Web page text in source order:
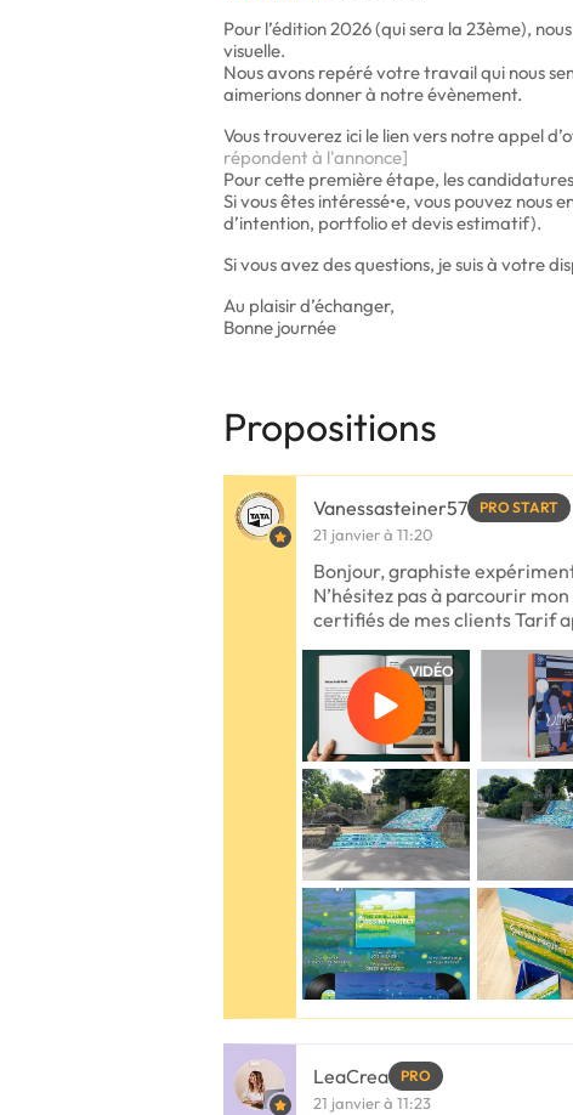
Pour l’édition 2026 (qui sera la 23ème),
visuelle.
Nous avons repéré votre travail qui nous
aimerions donner à notre évènement.
Vous trouverez ici le lien vers notre appel
répondent à l'annonce]
Pour cette première étape, les
Si vous êtes intéressé•e, vous pouvez
d’intention, portfolio et devis estimatif).
Si vous avez des questions, je suis à votre
Au plaisir d’échanger,
Bonne journée
Propositions
Vanessasteiner57 PRO START
21 janvier à 11:20
Bonjour, graphiste
N’hésitez pas à parcourir
certifiés de mes clients Tarif
VIDÉO
LeaCrea PRO
21 janvier à 11:23